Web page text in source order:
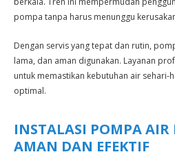
pompa tanpa harus menunggu
Dengan servis yang tepat dan rutin,
lama, dan aman digunakan. Layanan
untuk memastikan kebutuhan air sehari-
optimal.
INSTALASI POMPA AIR
AMAN DAN EFEKTIF